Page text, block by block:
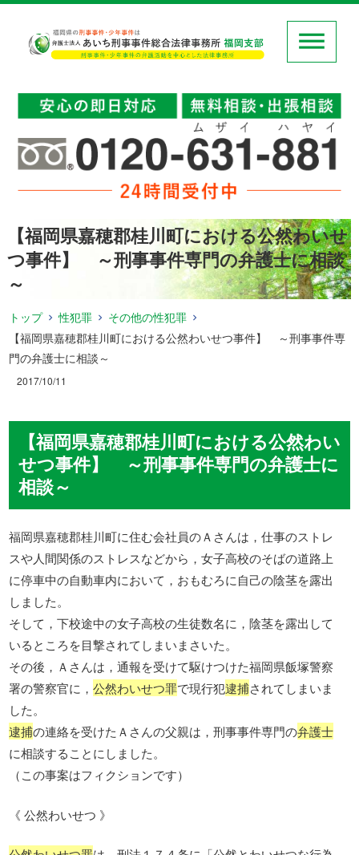
【福岡県嘉穂郡桂川町における公然わいせ
つ事件】 ～刑事事件専門の弁護士に相談
～
トップ 性犯罪
その他の性犯罪
【福岡県嘉穂郡桂川町における公然わいせつ事件】 ～刑事事件専
門の弁護士に相談～
2017/10/11
【福岡県嘉穂郡桂川町における公然わい
せつ事件】 ～刑事事件専門の弁護士に
相談～
福岡県嘉穂郡桂川町に住む会社員のＡさんは，仕事のストレ
スや人間関係のストレスなどから，女子高校のそばの道路上
に停車中の自動車内において，おもむろに自己の陰茎を露出
しました。
そして，下校途中の女子高校の生徒数名に，陰茎を露出して
いるところを目撃されてしまいまさいた。
その後，Ａさんは，通報を受けて駆けつけた福岡県飯塚警察
署の警察官に，公然わいせつ罪で現行犯逮捕されてしまいま
した。
逮捕の連絡を受けたＡさんの父親は，刑事事件専門の弁護士
に相談することにしました。
（この事案はフィクションです）
《 公然わいせつ 》